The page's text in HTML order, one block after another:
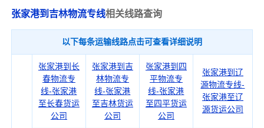
张家港到吉林物流专线相关线路查询
以下每条运输线路点击可查看详细说明
张家港到长
春物流专
线-张家港
至长春货运
公司
张家港到吉
林物流专
线-张家港
至吉林货运
公司
张家港到四
平物流专
线-张家港
至四平货运
公司
张家港到辽
源物流专线-
张家港至辽
源货运公司